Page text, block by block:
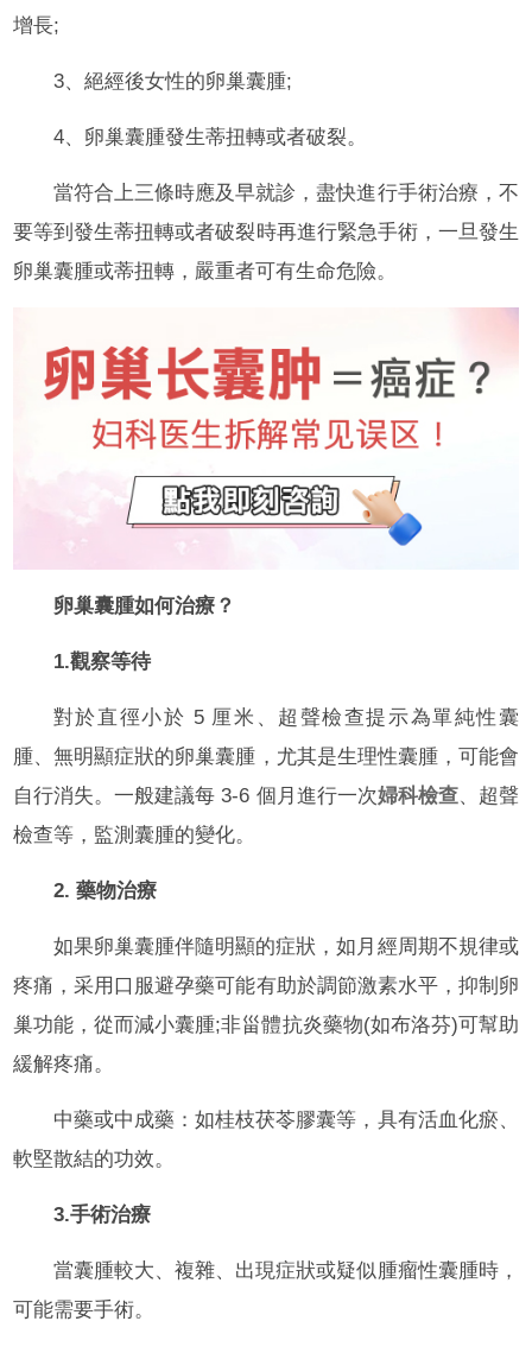
增長;
3、絕經後女性的卵巢囊腫;
4、卵巢囊腫發生蒂扭轉或者破裂。
當符合上三條時應及早就診，盡快進行手術治療，不
要等到發生蒂扭轉或者破裂時再進行緊急手術，一旦發生
卵巢囊腫或蒂扭轉，嚴重者可有生命危險。
卵巢囊腫如何治療？
1.觀察等待
對於直徑小於 5 厘米、超聲檢查提示為單純性囊
腫、無明顯症狀的卵巢囊腫，尤其是生理性囊腫，可能會
自行消失。一般建議每 3-6 個月進行一次婦科檢查、超聲
檢查等，監測囊腫的變化。
2. 藥物治療
如果卵巢囊腫伴隨明顯的症狀，如月經周期不規律或
疼痛，采用口服避孕藥可能有助於調節激素水平，抑制卵
巢功能，從而減小囊腫;非甾體抗炎藥物(如布洛芬)可幫助
緩解疼痛。
中藥或中成藥：如桂枝茯苓膠囊等，具有活血化瘀、
軟堅散結的功效。
3.手術治療
當囊腫較大、複雜、出現症狀或疑似腫瘤性囊腫時，
可能需要手術。